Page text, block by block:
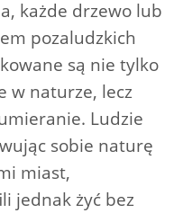
każde drzewo lub
pozaludzkich
są nie tylko
w naturze, lecz
Ludzie
sobie naturę
miast,
jednak żyć bez